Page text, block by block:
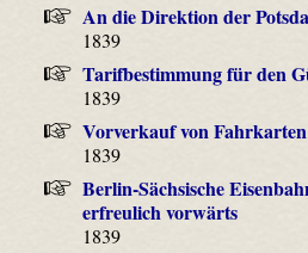
An die Direktion der
1839
Tarifbestimmung für den
1839
Vorverkauf von
1839
Berlin-Sächsische
erfreulich vorwärts
1839